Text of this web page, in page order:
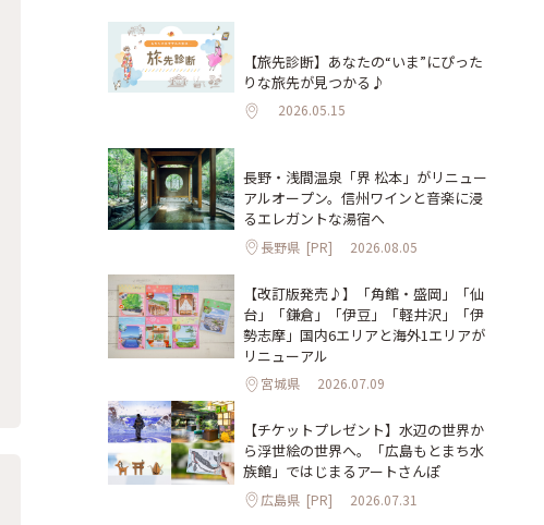
【旅先診断】あなたの“いま”にぴった
りな旅先が見つかる♪
2026.05.15
長野・浅間温泉「界 松本」がリニュー
アルオープン。信州ワインと音楽に浸
るエレガントな湯宿へ
長野県 [PR] 2026.08.05
【改訂版発売♪】「角館・盛岡」「仙
台」「鎌倉」「伊豆」「軽井沢」「伊
勢志摩」国内6エリアと海外1エリアが
リニューアル
宮城県 2026.07.09
【チケットプレゼント】水辺の世界か
ら浮世絵の世界へ。「広島もとまち水
族館」ではじまるアートさんぽ
広島県 [PR] 2026.07.31